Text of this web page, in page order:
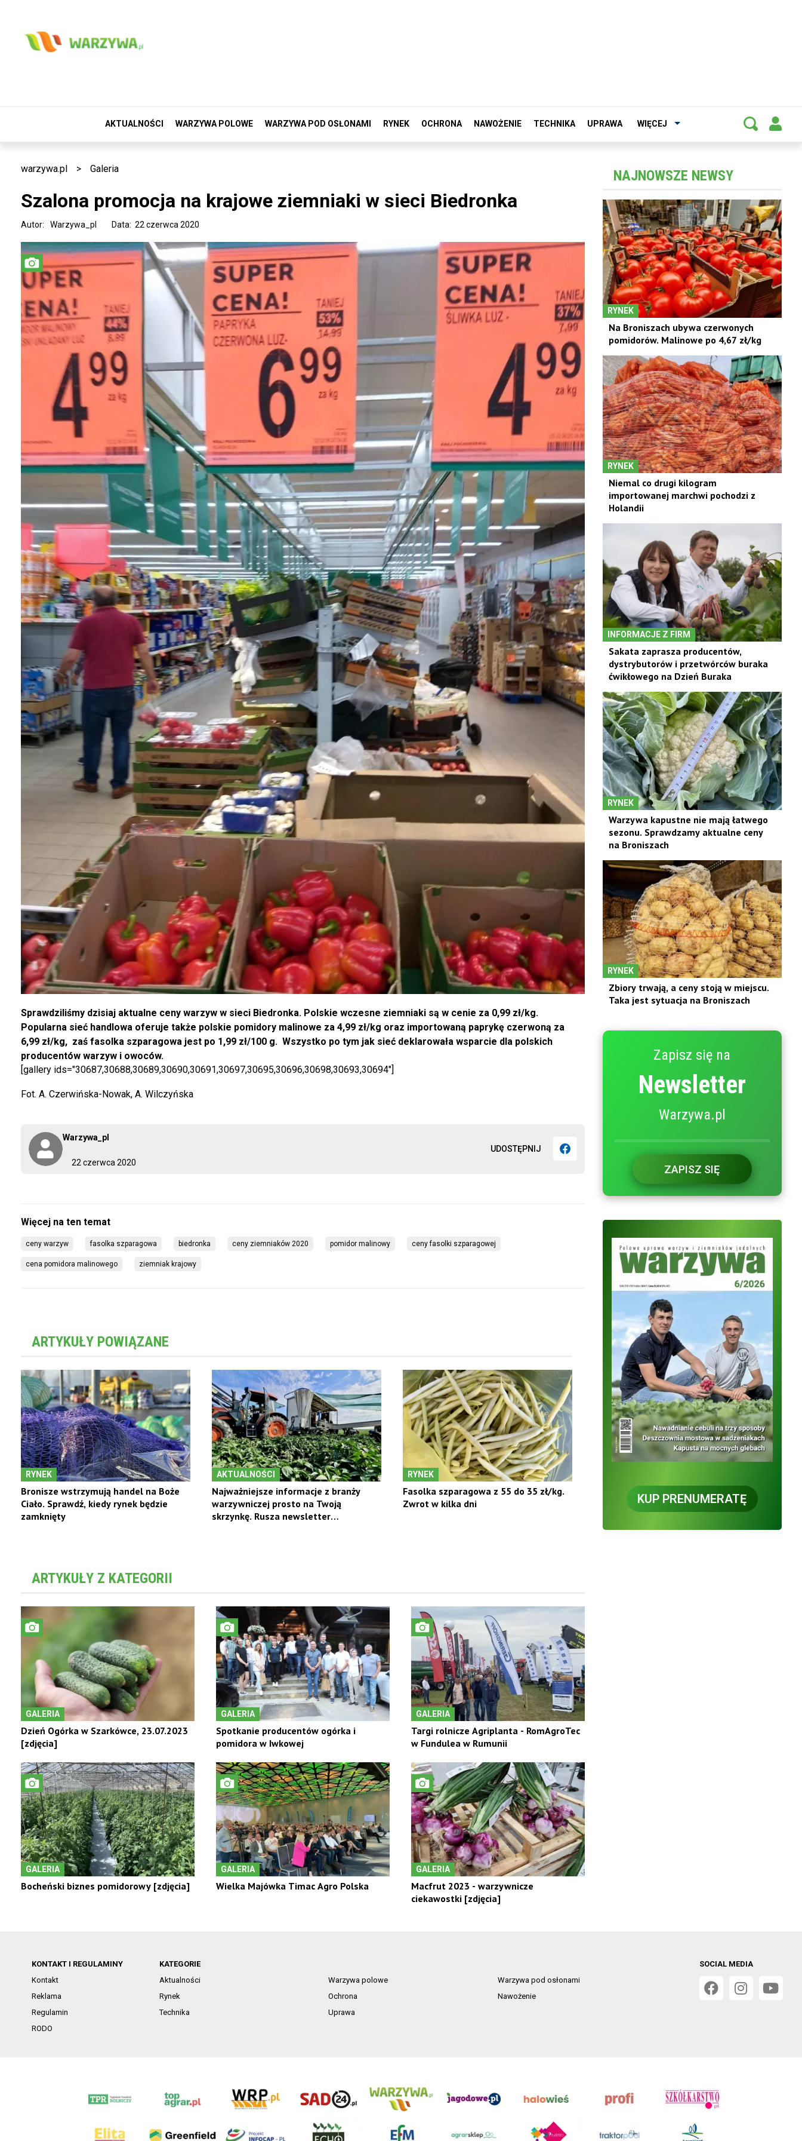
AKTUALNOŚCI WARZYWA POLOWE WARZYWA POD OSŁONAMI RYNEK OCHRONA NAWOŻENIE TECHNIKA UPRAWA WIĘCEJ
warzywa.pl > Galeria
Szalona promocja na krajowe ziemniaki w sieci Biedronka
Data: 22 czerwca 2020
Autor: Warzywa_pl
22 czerwca 2020
Warzywa_pl
UDOSTĘPNIJ
Sprawdziliśmy dzisiaj aktualne ceny warzyw w sieci Biedronka. Polskie wczesne ziemniaki są w cenie za 0,99 zł/kg.
Popularna sieć handlowa oferuje także polskie pomidory malinowe za 4,99 zł/kg oraz importowaną paprykę czerwoną za
6,99 zł/kg, zaś fasolka szparagowa jest po 1,99 zł/100 g. Wszystko po tym jak sieć deklarowała wsparcie dla polskich
producentów warzyw i owoców.
[gallery ids="30687,30688,30689,30690,30691,30697,30695,30696,30698,30693,30694"]
Fot. A. Czerwińska-Nowak, A. Wilczyńska
ceny warzyw fasolka szparagowa biedronka ceny ziemniaków 2020 pomidor malinowy ceny fasolki szparagowej
cena pomidora malinowego ziemniak krajowy
ARTYKUŁY POWIĄZANE
RYNEK
Bronisze wstrzymują handel na Boże
Ciało. Sprawdź, kiedy rynek będzie
zamknięty
AKTUALNOŚCI
Najważniejsze informacje z branży
warzywniczej prosto na Twoją
skrzynkę. Rusza newsletter
RYNEK
Fasolka szparagowa z 55 do 35 zł/kg.
Zwrot w kilka dni
ARTYKUŁY Z KATEGORII
GALERIA
Dzień Ogórka w Szarkówce, 23.07.2023
[zdjęcia]
GALERIA
Spotkanie producentów ogórka i
pomidora w Iwkowej
GALERIA
Targi rolnicze Agriplanta - RomAgroTec
w Fundulea w Rumunii
GALERIA
Bocheński biznes pomidorowy [zdjęcia]
GALERIA
Wielka Majówka Timac Agro Polska
GALERIA
Macfrut 2023 - warzywnicze
ciekawostki [zdjęcia]
NAJNOWSZE NEWSY
RYNEK
Na Broniszach ubywa czerwonych
pomidorów. Malinowe po 4,67 zł/kg
RYNEK
Niemal co drugi kilogram
importowanej marchwi pochodzi z
Holandii
INFORMACJE Z FIRM
Sakata zaprasza producentów,
dystrybutorów i przetwórców buraka
ćwikłowego na Dzień Buraka
RYNEK
Warzywa kapustne nie mają łatwego
sezonu. Sprawdzamy aktualne ceny
na Broniszach
RYNEK
Zbiory trwają, a ceny stoją w miejscu.
Taka jest sytuacja na Broniszach
Zapisz się na
Newsletter
Warzywa.pl
ZAPISZ SIĘ
KUP PRENUMERATĘ
KONTAKT I REGULAMINY
Kontakt
Reklama
Regulamin
RODO
KATEGORIE
Aktualności
Warzywa polowe
Warzywa pod osłonami
Rynek
Ochrona
Nawożenie
Technika
Uprawa
SOCIAL MEDIA